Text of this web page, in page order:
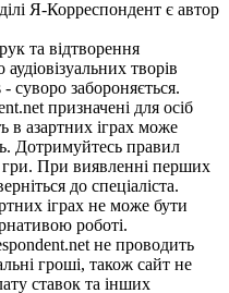
Я-Корреспондент є автор
та відтворення
творів
суворо забороняється.
призначені для осіб
в азартних іграх може
Дотримуйтесь правил
гри. При виявленні перших
до спеціаліста.
іграх не може бути
роботі.
не проводить
гроші, також сайт не
ставок та інших